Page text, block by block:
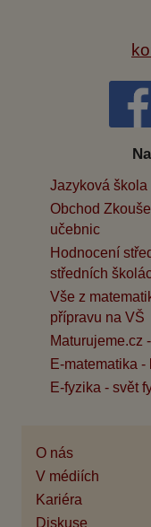
Jazyková škola
Obchod
učebnic
Hodnocení
středních
Vše z
přípravu na VŠ
Maturujeme.cz
E-matematika
E-fyzika - svět
O nás
V médiích
Kariéra
Diskuse